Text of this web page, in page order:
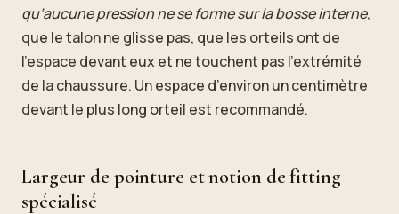
qu’aucune pression ne se forme sur la bosse interne,
que le talon ne glisse pas, que les orteils ont de
l’espace devant eux et ne touchent pas l’extrémité
de la chaussure. Un espace d’environ un centimètre
devant le plus long orteil est recommandé.
Largeur de pointure et notion de fitting
spécialisé